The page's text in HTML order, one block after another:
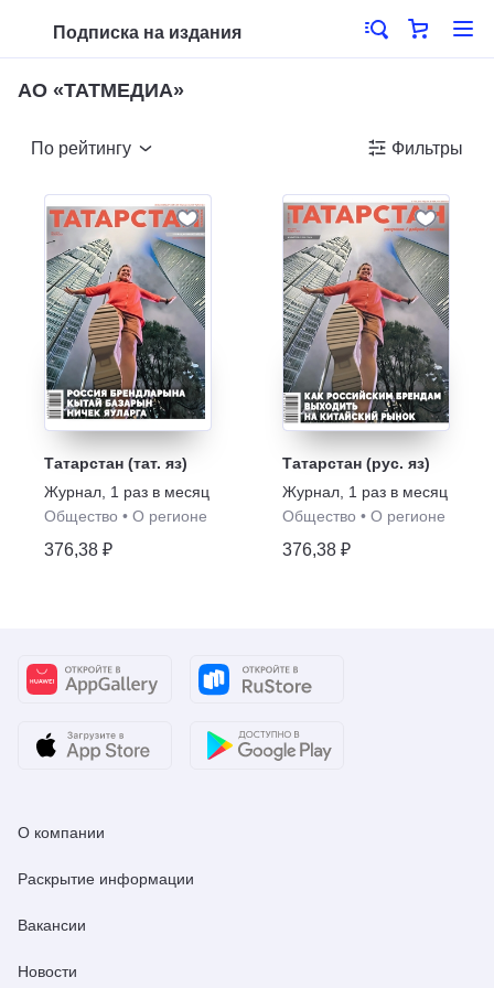
Подписка на издания
АО «ТАТМЕДИА»
По рейтингу Фильтры
Татарстан (тат. яз)
Журнал 1 раз в месяц
Общество • О регионе
376,38 ₽
Татарстан (рус. яз)
Журнал 1 раз в месяц
Общество • О регионе
376,38 ₽
О компании
Раскрытие информации
Вакансии
Новости